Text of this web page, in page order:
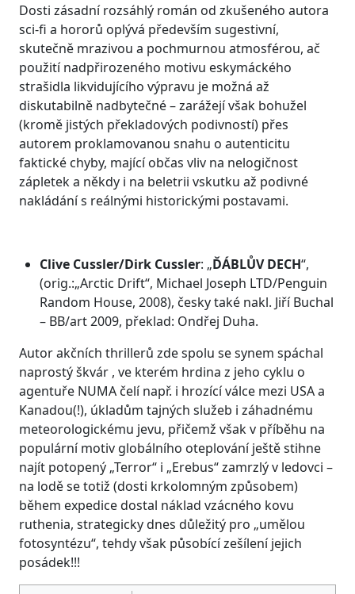
Dosti zásadní rozsáhlý román od zkušeného autora
sci-fi a hororů oplývá především sugestivní,
skutečně mrazivou a pochmurnou atmosférou, ač
použití nadpřirozeného motivu eskymáckého
strašidla likvidujícího výpravu je možná až
diskutabilně nadbytečné – zarážejí však bohužel
(kromě jistých překladových podivností) přes
autorem proklamovanou snahu o autenticitu
faktické chyby, mající občas vliv na nelogičnost
zápletek a někdy i na beletrii vskutku až podivné
nakládání s reálnými historickými postavami.
Clive Cussler/Dirk Cussler: „ĎÁBLŮV DECH“,
(orig.:„Arctic Drift“, Michael Joseph LTD/Penguin
Random House, 2008), česky také nakl. Jiří Buchal
– BB/art 2009, překlad: Ondřej Duha.
Autor akčních thrillerů zde spolu se synem spáchal
naprostý škvár , ve kterém hrdina z jeho cyklu o
agentuře NUMA čelí např. i hrozící válce mezi USA a
Kanadou(!), úkladům tajných služeb i záhadnému
meteorologickému jevu, přičemž však v příběhu na
populární motiv globálního oteplování ještě stihne
najít potopený „Terror“ i „Erebus“ zamrzlý v ledovci –
na lodě se totiž (dosti krkolomným způsobem)
během expedice dostal náklad vzácného kovu
ruthenia, strategicky dnes důležitý pro „umělou
fotosyntézu“, tehdy však působící zešílení jejich
posádek!!!